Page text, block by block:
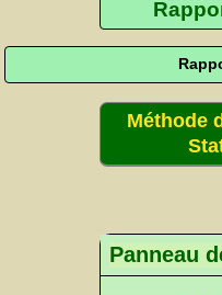
Méthode
Panneau